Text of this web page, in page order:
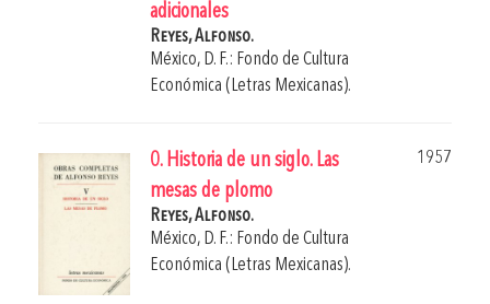
adicionales
Reyes, Alfonso.
México, D. F.: Fondo de Cultura
Económica (Letras Mexicanas).
0. Historia de un siglo. Las
mesas de plomo
1957
Reyes, Alfonso.
México, D. F.: Fondo de Cultura
Económica (Letras Mexicanas).